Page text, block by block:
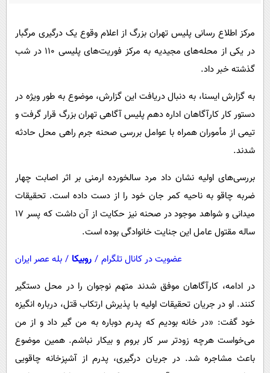
گوناگون
محیط زیست
سلامت
فرهنگی
اجتماعی
حیات وحش
سیاست خارجی
آشپزی
مرکز اطلاع رسانی پلیس تهران بزرگ از اعلام وقوع یک درگیری مرگبار
در یکی از محله‌های مجیدیه به مرکز فوریت‌های پلیسی ۱۱۰ در شب
گذشته خبر داد.
به گزارش ایسنا، به دنبال دریافت این گزارش، موضوع به طور ویژه در
دستور کار کارآگاهان اداره دهم پلیس آگاهی تهران بزرگ قرار گرفت و
تیمی از مأموران همراه با عوامل بررسی صحنه جرم راهی محل حادثه
شدند.
بررسی‌های اولیه نشان داد مرد سالخورده‌ ارمنی بر اثر اصابت چهار
ضربه چاقو به ناحیه کمر جان خود را از دست داده است. تحقیقات
میدانی و شواهد موجود در صحنه نیز حکایت از آن داشت که پسر ۱۷
ساله مقتول عامل این جنایت خانوادگی بوده است.
عضویت در کانال تلگرام / روبیکا / بله عصر ایران
در ادامه، کارآگاهان موفق شدند متهم نوجوان را در محل دستگیر
کنند. او در جریان تحقیقات اولیه با پذیرش ارتکاب قتل، درباره انگیزه
خود گفت: «در خانه بودیم که پدرم دوباره به من گیر داد و از من
می‌خواست هرچه زودتر سر کار بروم و بیکار نباشم. همین موضوع
باعث مشاجره شد. در جریان درگیری، پدرم از آشپزخانه چاقویی